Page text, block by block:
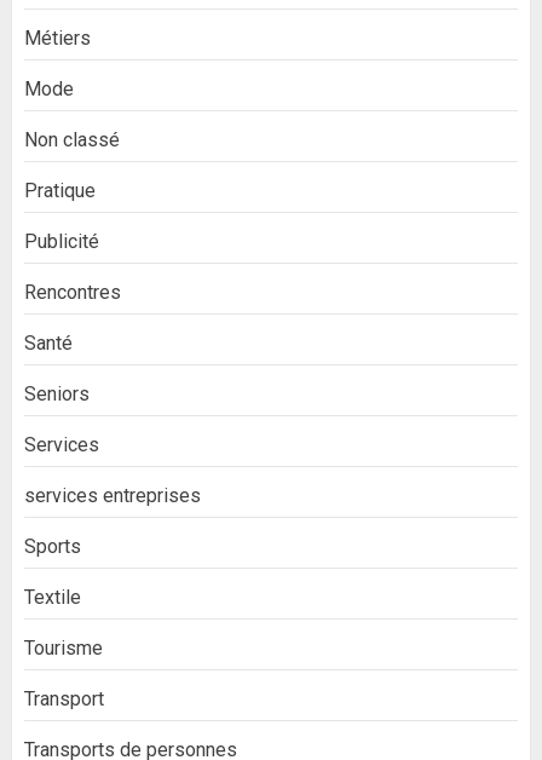
Métiers
Mode
Non classé
Pratique
Publicité
Rencontres
Santé
Seniors
Services
services entreprises
Sports
Textile
Tourisme
Transport
Transports de personnes